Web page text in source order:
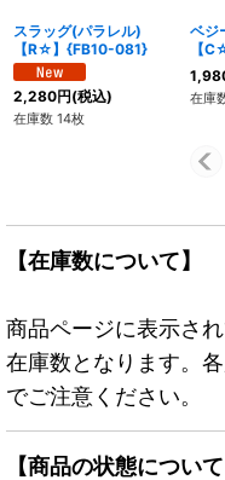
スラッグ(パラレル)
【R☆】{FB10-081}
2,280円(税込)
在庫数 14枚
ベジ
【
在庫
【在庫数について】
商品ページに表示さ
在庫数となります。
でご注意ください。
【商品の状態について